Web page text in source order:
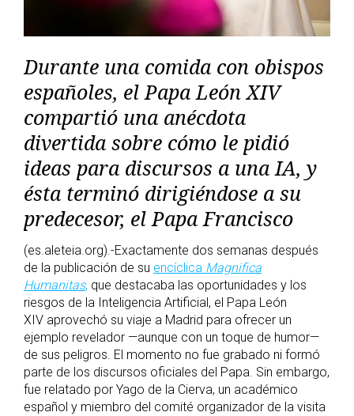
Durante una comida con obispos
españoles, el Papa León XIV
compartió una anécdota
divertida sobre cómo le pidió
ideas para discursos a una IA, y
ésta terminó dirigiéndose a su
predecesor, el Papa Francisco
(es.aleteia.org).-Exactamente dos semanas después
de la publicación de su encíclica Magnifica
Humanitas, que destacaba las oportunidades y los
riesgos de la Inteligencia Artificial, el Papa León
XIV aprovechó su viaje a Madrid para ofrecer un
ejemplo revelador —aunque con un toque de humor—
de sus peligros. El momento no fue grabado ni formó
parte de los discursos oficiales del Papa. Sin embargo,
fue relatado por Yago de la Cierva, un académico
español y miembro del comité organizador de la visita